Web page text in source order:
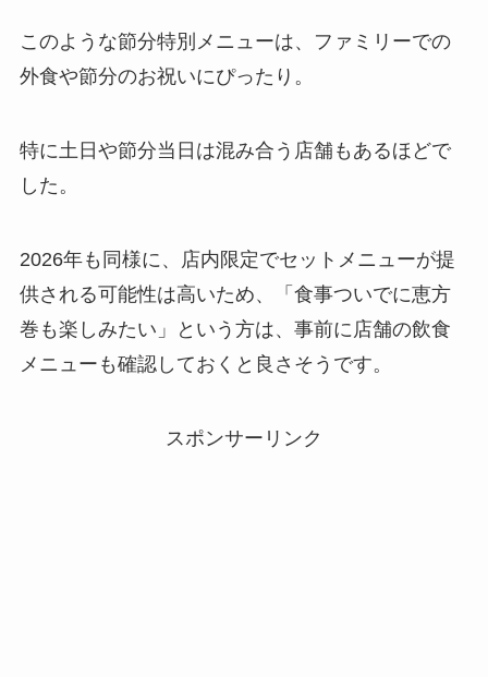
このような節分特別メニューは、ファミリーでの
外食や節分のお祝いにぴったり。
特に土日や節分当日は混み合う店舗もあるほどで
した。
2026年も同様に、店内限定でセットメニューが提
供される可能性は高いため、「食事ついでに恵方
巻も楽しみたい」という方は、事前に店舗の飲食
メニューも確認しておくと良さそうです。
スポンサーリンク